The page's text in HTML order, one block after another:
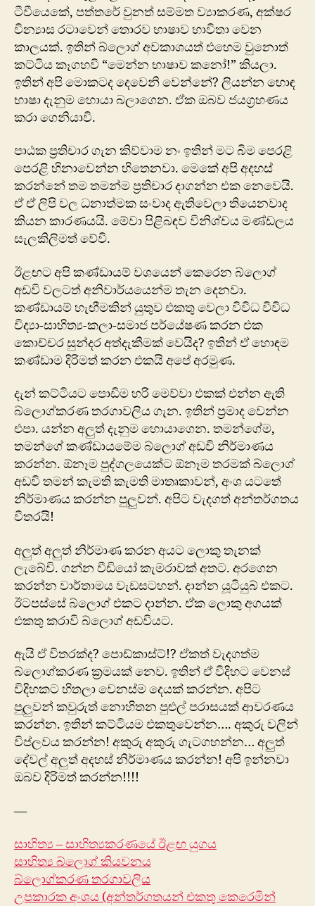
ටීවීයෙකේ, පත්තරේ වුනත් සම්මත ව්‍යාකරණ, අක්ෂර
වින්‍යාස රටාවෙන් තොරව භාෂාව භාවිතා වෙන
කාලයක්. ඉතින් බ්ලොග් අවකාශයත් එහෙම වුනොත්
කට්ටිය කෑගහවි “මෙන්න භාෂාව කනෝ!” කියලා.
ඉතින් අපි ‍මොකටද දෙවෙනි වෙන්නේ? ලියන්න හොඳ
භාෂා දැනුම හොයා බලාගෙන. ඒක ඔබව ජයග්‍රහණය
කරා ගෙනියාවි.
පාඨක ප්‍රතිචාර ගැන කිව්වාම නං ඉතින් මට බිම පෙරළි
පෙරළි හිනාවෙන්න හිතෙනවා. මෙකේ අපි අදහස්
කරන්නේ තම තමන්ම ප්‍රතිචාර දාගන්න එක නෙවෙයි.
ඒ ඒ ලිපි වල ධනාත්මක සංවාද ඇතිවෙලා තියෙනවාද
කියන කාරණයයි. මේවා පිළිබඳව විනිශ්චය මණ්ඩලය
සැලකිලිමත් වේවි.
ඊළඟට අපි කණ්ඩායම් වශයෙන් කෙරෙන බ්ලොග්
අඩවි වලටත් අනිවාර්යයෙන්ම තැන දෙනවා.
කණ්ඩායම් හැඟීමකින් යුතුව එකතු වෙලා විවිධ විවිධ
විද්‍යා-සාහිත්‍ය-කලා-සමාජ පර්යේෂණ කරන එක
කොච්චර සුන්දර අත්දැකීමක් වෙයිද? ඉතින් ඒ හොඳම
කණ්ඩාම දිරිමත් කරන එකයි අපේ අරමුණ.
දැන් ක‍ට්ටියට පොඩිම හරි මෙව්වා එකක් එන්න ඇති
බ්ලොග්කරණ තරගාවලිය ගැන. ඉතින් ප්‍රමාද වෙන්න
එපා. යන්න අලුත් දැනුම හොයාගෙන. තමන්ගේම,
තමන්ගේ කණ්ඩායමේම බ්ලොග් අඩවි නිර්මාණය
කරන්න. ඕනෑම පුද්ගලයෙක්ට ඕනෑම තරමක් බ්ලොග්
අඩවි තමන් කැමති කැමති මාතෘකාවන්, අංශ යටතේ
නිර්මාණය කරන්න පුලුවන්. අපිට වැදගත් අන්තර්ගතය
විතරයි!
අලුත් අලුත් නිර්මාණ කරන අයට ලොකු තැනක්
ලැබේවි. ගන්න වීඩියෝ කැමරාවක් අතට. අරගෙන
කරන්න වාර්තාමය වැඩසටහන්. දාන්න යූටියුබ් එකට.
ඊටපස්සේ බ්ලොග් එකට දාන්න. ඒක ලොකු අගයක්
එකතු කරාවි බ්ලොග් අඩවියට.
ඇයි ඒ විතරක්ද? පොඩ්කාස්ට්!? ඒකත් වැදගත්ම
බ්ලොග්කරණ ක්‍රමයක් නෙව. ඉතින් ඒ විදිහට වෙනස්
විදිහකට හිතලා වෙනස්ම දෙයක් කරන්න. අපිට
පුලුවන් කවුරුත් නොහිතන පුළුල් පරාසයක් ආවරණය
කරන්න. ඉතින් කට්ටියම එකතුවෙන්න…. අකුරු වලින්
විප්ලවය කරන්න! අකුරු අකුරු ගැටගහන්න… අලුත්
දේවල් අලුත් අදහස් නිර්මාණය කරන්න! අපි ඉන්නවා
ඔබව දිරිමත් කරන්න!!!!
—
සාහිත්‍ය – සාහිත්‍යකරණ‍යේ ඊළඟ යුගය
සාහිත්‍ය බ්ලොග් කියවනය
බ්ලොග්කරණ තරගාවලිය
උපකාරක අංශය (අන්තර්ගතයන් එකතු කෙරෙමින්